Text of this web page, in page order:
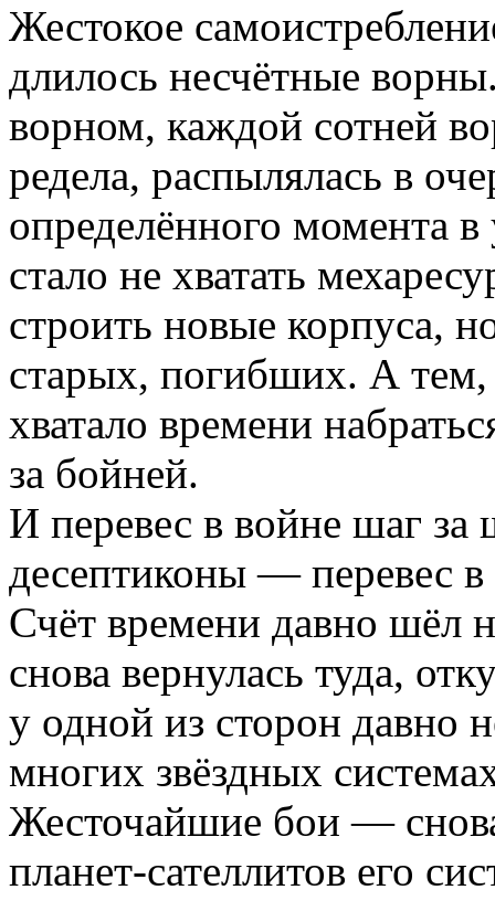
Жестокое
длилось несчётные
ворном, каждой сотней
редела, распылялась в
определённого момента
стало не хватать
строить новые корпуса,
старых, погибших. А тем,
хватало времени
за бойней.
И перевес в войне шаг за
десептиконы — перевес в
Счёт времени давно шёл
снова вернулась туда,
у одной из сторон давно
многих звёздных
Жесточайшие бои —
планет-сателлитов его